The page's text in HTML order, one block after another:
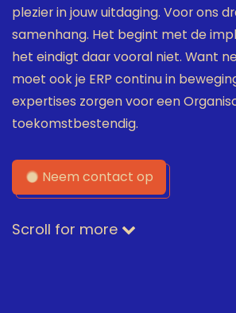
plezier in jouw uitdaging. Voor ons
samenhang. Het begint met de
het eindigt daar vooral niet. Want
moet ook je ERP continu in
expertises zorgen voor een
toekomstbestendig.
Neem contact op
Scroll for more